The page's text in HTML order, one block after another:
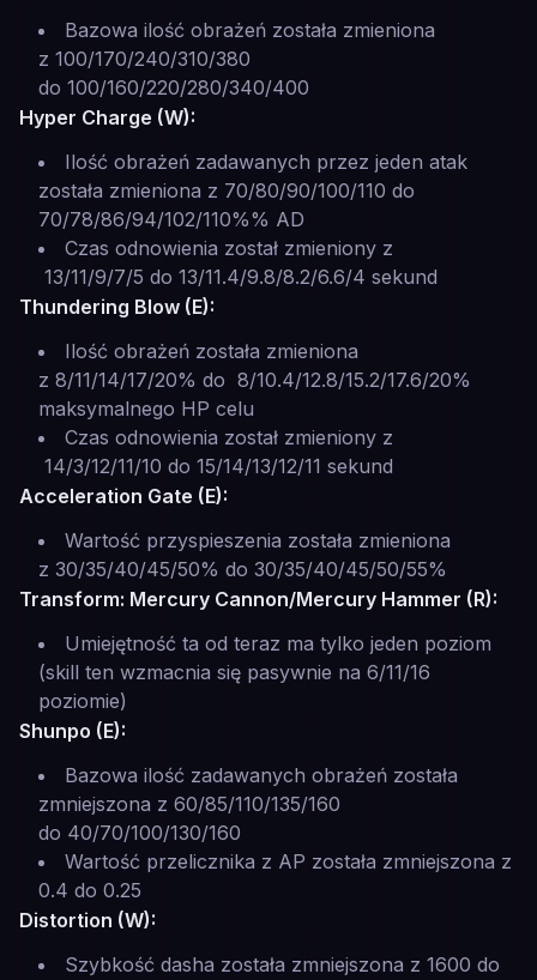
Bazowa ilość obrażeń została zmieniona
z 100/170/240/310/380
do 100/160/220/280/340/400
Hyper Charge (W):
Ilość obrażeń zadawanych przez jeden atak
została zmieniona z 70/80/90/100/110 do
70/78/86/94/102/110%% AD
Czas odnowienia został zmieniony z
13/11/9/7/5 do 13/11.4/9.8/8.2/6.6/4 sekund
Thundering Blow (E):
Ilość obrażeń została zmieniona
z 8/11/14/17/20% do 8/10.4/12.8/15.2/17.6/20%
maksymalnego HP celu
Czas odnowienia został zmieniony z
14/3/12/11/10 do 15/14/13/12/11 sekund
Acceleration Gate (E):
Wartość przyspieszenia została zmieniona
z 30/35/40/45/50% do 30/35/40/45/50/55%
Transform: Mercury Cannon/Mercury Hammer (R):
Umiejętność ta od teraz ma tylko jeden poziom
(skill ten wzmacnia się pasywnie na 6/11/16
poziomie)
Shunpo (E):
Bazowa ilość zadawanych obrażeń została
zmniejszona z 60/85/110/135/160
do 40/70/100/130/160
Wartość przelicznika z AP została zmniejszona z
0.4 do 0.25
Distortion (W):
Szybkość dasha została zmniejszona z 1600 do